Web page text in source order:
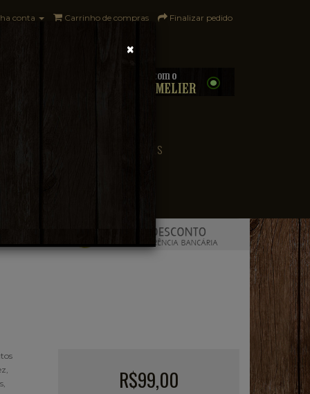
conta Carrinho de compras Finalizar pedido
PAÍSES
R$99,00
×